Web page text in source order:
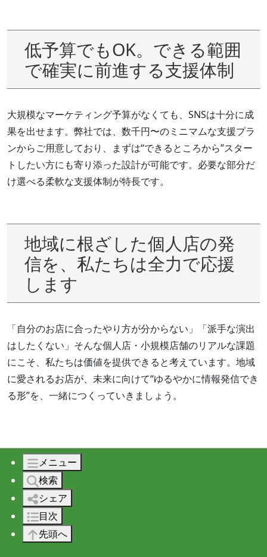
低予算でもOK。できる範囲
で確実に前進する支援体制
大規模なマーケティング予算がなくても、SNSは十分に成
果を出せます。弊社では、数千円〜のミニマムな支援プラ
ンからご用意しており、まずは“できるところから”スター
トしたい方にも寄り添った設計が可能です。必要な部分だ
け選べる柔軟な支援体制が特長です。
地域に根ざした個人店の発
信を、私たちは全力で応援
します
「自分のお店に合ったやり方が分からない」「派手な演出
はしたくない」そんな個人店・小規模店舗のリアルな課題
にこそ、私たちは価値を提供できると考えています。地域
に愛されるお店が、未来に向けて“ゆるやかに情報発信でき
る形”を、一緒につくっていきましょう。
まとめとご相談のご案内
メニュー
検索
シェア
目次
先頭へ